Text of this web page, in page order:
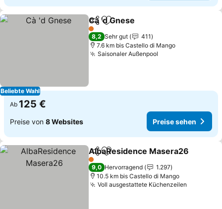
Beliebte Wahl
TeilenZu Favoriten hinzufügen
Cà 'd Gnese
1 Sterne
8,2 Sehr gut
411
7.6 km bis Castello di Mango
Saisonaler Außenpool
Ab 125 €
Preise von 8 Websites Preise sehen
TeilenZu Favoriten hinzufügen
AlbaResidence Masera26
1 Sterne
9,0 Hervorragend
1.297
10.5 km bis Castello di Mango
Voll ausgestattete Küchenzeilen